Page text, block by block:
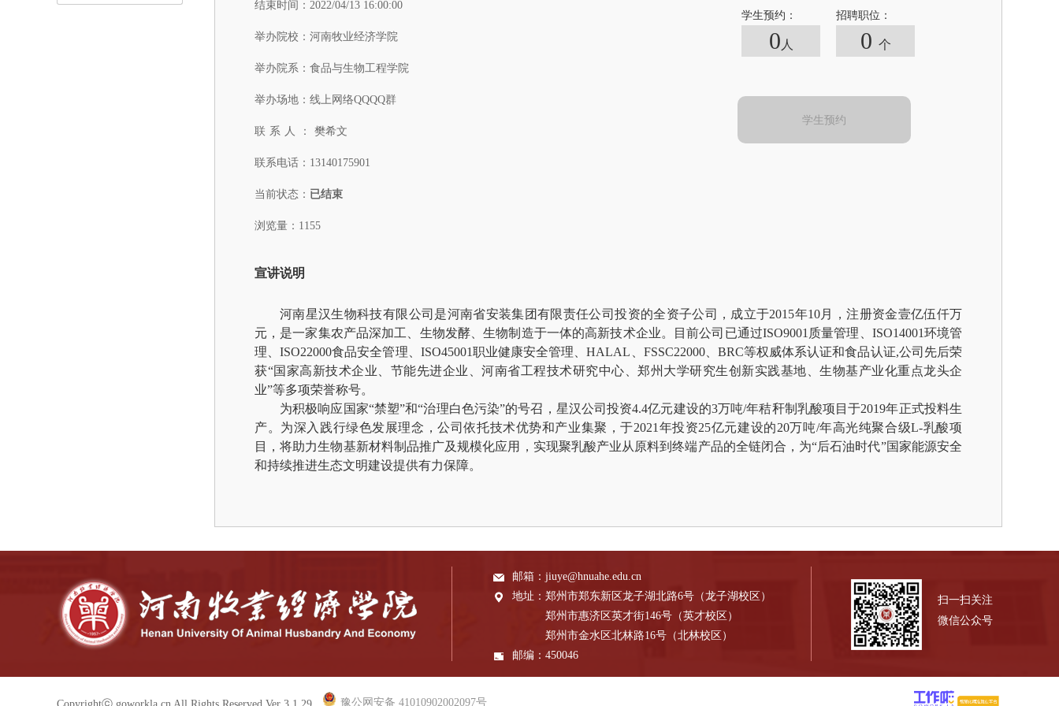
结束时间： 2022/04/13 16:00:00
举办院校： 河南牧业经济学院
举办院系： 食品与生物工程学院
举办场地： 线上网络QQQQ群
联系人： 樊希文
联系电话： 13140175901
当前状态： 已结束
浏览量：1155
学生预约：
0 人
招聘职位：
0 个
学生预约
宣讲说明
河南星汉生物科技有限公司是河南省安装集团有限责任公司投资的全资子公司，成立于2015年10月，注册资金壹亿伍仟万
元，是一家集农产品深加工、生物发酵、生物制造于一体的高新技术企业。目前公司已通过ISO9001质量管理、ISO14001环境管
理、ISO22000食品安全管理、ISO45001职业健康安全管理 、HALAL、FSSC22000、BRC等权威体系认证和食品认证,公司先后荣
获“国家高新技术企业、节能先进企业、河南省工程技术研究中心、郑州大学研究生创新实践基地、生物基产业化重点龙头企
业”等多项荣誉称号。
为积极响应国家“禁塑”和“治理白色污染”的号召，星汉公司投资4.4亿元建设的3万吨/年秸秆制乳酸项目于2019年正式投料生
产。为深入践行绿色发展理念，公司依托技术优势和产业集聚，于2021年投资25亿元建设的20万吨/年高光纯聚合级L-乳酸项
目，将助力生物基新材料制品推广及规模化应用，实现聚乳酸产业从原料到终端产品的全链闭合，为“后石油时代”国家能源安全
和持续推进生态文明建设提供有力保障。
邮箱： jiuye@hnuahe.edu.cn
地址： 郑州市郑东新区龙子湖北路6号（龙子湖校区）
郑州市惠济区英才街146号（英才校区）
郑州市金水区北林路16号（北林校区）
邮编： 450046
扫一扫关注
微信公众号
豫公网安备 41010902002097号